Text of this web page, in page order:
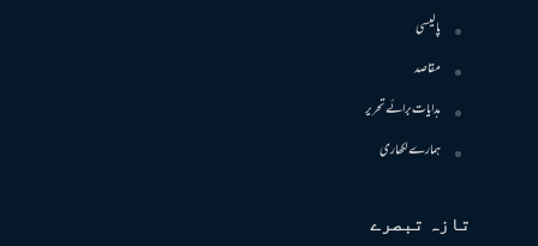
پالیسی
مقاصد
ہدایات برائے تحریر
ہمارے لکھاری
تازہ تبصرے